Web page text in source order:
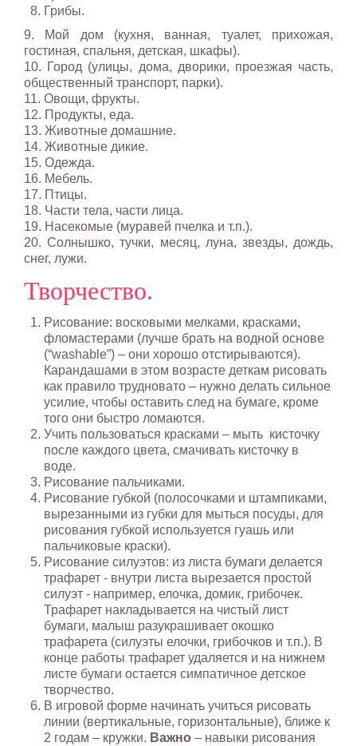
Грибы.
9. Мой дом (кухня, ванная, туалет, прихожая,
гостиная, спальня, детская, шкафы).
10. Город (улицы, дома, дворики, проезжая часть,
общественный транспорт, парки).
11. Овощи, фрукты.
12. Продукты, еда.
13. Животные домашние.
14. Животные дикие.
15. Одежда.
16. Мебель.
17. Птицы.
18. Части тела, части лица.
19. Насекомые (муравей пчелка и т.п.).
20. Солнышко, тучки, месяц, луна, звезды, дождь,
снег, лужи.
Творчество.
Рисование: восковыми мелками, красками,
фломастерами (лучше брать на водной основе
(“washable”) – они хорошо отстирываются).
Карандашами в этом возрасте деткам рисовать
как правило трудновато – нужно делать сильное
усилие, чтобы оставить след на бумаге, кроме
того они быстро ломаются.
Учить пользоваться красками – мыть кисточку
после каждого цвета, смачивать кисточку в
воде.
Рисование пальчиками.
Рисование губкой (полосочками и штампиками,
вырезанными из губки для мыться посуды, для
рисования губкой используется гуашь или
пальчиковые краски).
Рисование силуэтов: из листа бумаги делается
трафарет - внутри листа вырезается простой
силуэт - например, елочка, домик, грибочек.
Трафарет накладывается на чистый лист
бумаги, малыш разукрашивает окошко
трафарета (силуэты елочки, грибочков и т.п.). В
конце работы трафарет удаляется и на нижнем
листе бумаги остается симпатичное детское
творчество.
В игровой форме начинать учиться рисовать
линии (вертикальные, горизонтальные), ближе к
2 годам – кружки. Важно – навыки рисования